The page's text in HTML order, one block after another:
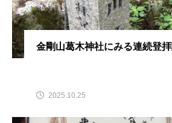
金剛山葛木神社にみる連続登
2025.10.25